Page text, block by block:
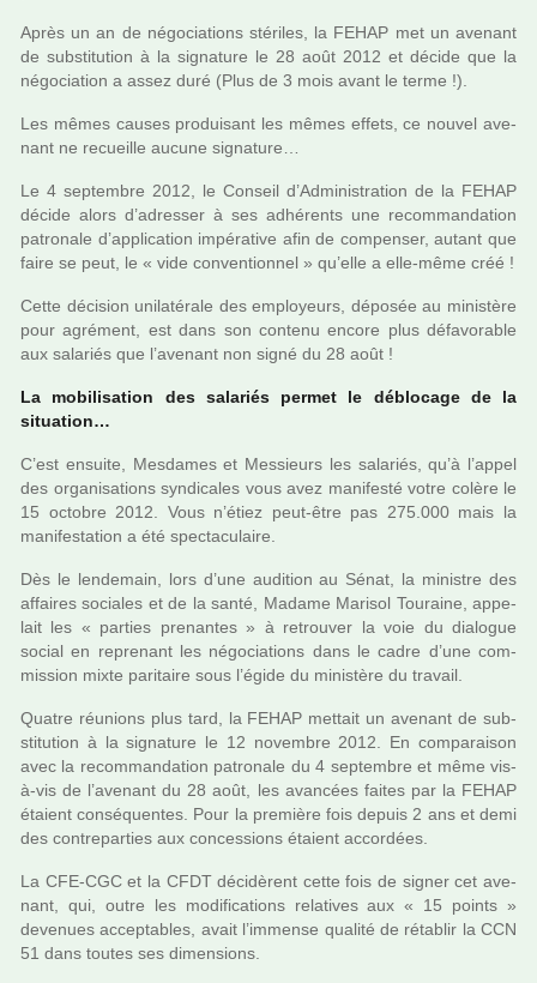
Après un an de négo­cia­tions sté­ri­les, la FEHAP met un ave­nant
de sub­sti­tu­tion à la signa­ture le 28 août 2012 et décide que la
négo­cia­tion a assez duré (Plus de 3 mois avant le terme !).
Les mêmes causes pro­dui­sant les mêmes effets, ce nouvel ave­
nant ne recueille aucune signa­ture…
Le 4 sep­tem­bre 2012, le Conseil d’Administration de la FEHAP
décide alors d’adres­ser à ses adhé­rents une recom­man­da­tion
patro­nale d’appli­ca­tion impé­ra­tive afin de com­pen­ser, autant que
faire se peut, le « vide conven­tion­nel » qu’elle a elle-même créé !
Cette déci­sion uni­la­té­rale des employeurs, dépo­sée au minis­tère
pour agré­ment, est dans son contenu encore plus défa­vo­ra­ble
aux sala­riés que l’ave­nant non signé du 28 août !
La mobi­li­sa­tion des sala­riés permet le déblo­cage de la
situa­tion…
C’est ensuite, Mesdames et Messieurs les sala­riés, qu’à l’appel
des orga­ni­sa­tions syn­di­ca­les vous avez mani­festé votre colère le
15 octo­bre 2012. Vous n’étiez peut-être pas 275.000 mais la
mani­fes­ta­tion a été spec­ta­cu­laire.
Dès le len­de­main, lors d’une audi­tion au Sénat, la minis­tre des
affai­res socia­les et de la santé, Madame Marisol Touraine, appe­
lait les « par­ties pre­nan­tes » à retrou­ver la voie du dia­lo­gue
social en repre­nant les négo­cia­tions dans le cadre d’une com­
mis­sion mixte pari­taire sous l’égide du minis­tère du tra­vail.
Quatre réu­nions plus tard, la FEHAP met­tait un ave­nant de sub­
sti­tu­tion à la signa­ture le 12 novem­bre 2012. En com­pa­rai­son
avec la recom­man­da­tion patro­nale du 4 sep­tem­bre et même vis-
à-vis de l’ave­nant du 28 août, les avan­cées faites par la FEHAP
étaient consé­quen­tes. Pour la pre­mière fois depuis 2 ans et demi
des contre­par­ties aux conces­sions étaient accor­dées.
La CFE-CGC et la CFDT déci­dè­rent cette fois de signer cet ave­
nant, qui, outre les modi­fi­ca­tions rela­ti­ves aux « 15 points »
deve­nues accep­ta­bles, avait l’immense qua­lité de réta­blir la CCN
51 dans toutes ses dimen­sions.